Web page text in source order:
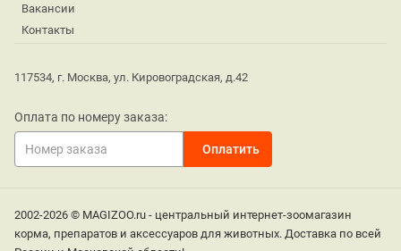
Вакансии
Контакты
117534, г. Москва, ул. Кировоградская, д.42
Оплата по номеру заказа:
2002-2026 © MAGIZOO.ru - центральный интернет-зоомагазин
корма, препаратов и аксессуаров для животных. Доставка по всей